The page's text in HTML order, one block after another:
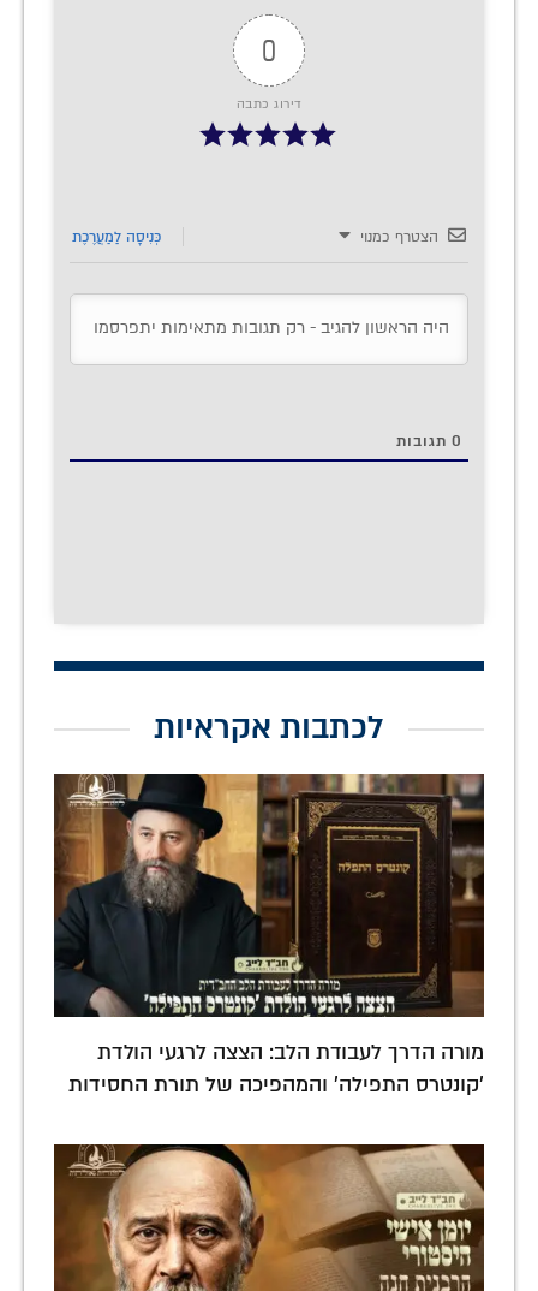
0
דירוג כתבה
הצטרף כמנוי כְּנִיסָה לַמַעֲרֶכֶת
0 תגובות
לכתבות אקראיות
מורה הדרך לעבודת הלב: הצצה לרגעי הולדת
'קונטרס התפילה' והמהפיכה של תורת החסידות